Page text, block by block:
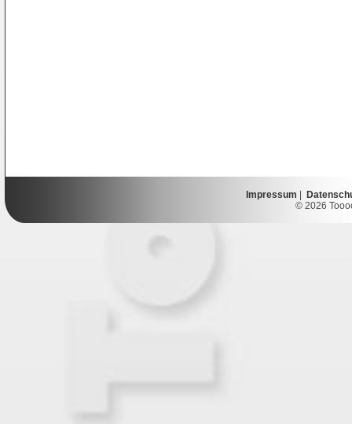
Impressum
© 2026